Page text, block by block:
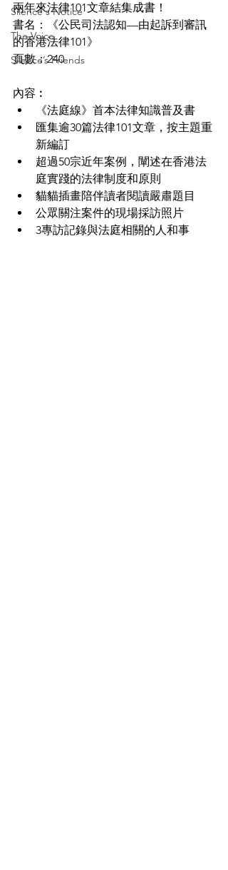
Silence's Notice
The Voice
Silence’s Friends
兩年來法律101文章結集成書！
書名：《公民司法認知—由起訴到審訊
的香港法律101》
頁數：240
內容︰
《法庭線》首本法律知識普及書
匯集逾30篇法律101文章，按主題重
新編訂
超過50宗近年案例，闡述在香港法
庭實踐的法律制度和原則
貓貓插畫陪伴讀者閱讀嚴肅題目
公眾關注案件的現場採訪照片
3專訪記錄與法庭相關的人和事